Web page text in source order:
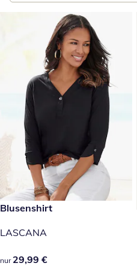
29,99 €
Blusenshirt
LASCANA
29,99 €
nur 29,99 €